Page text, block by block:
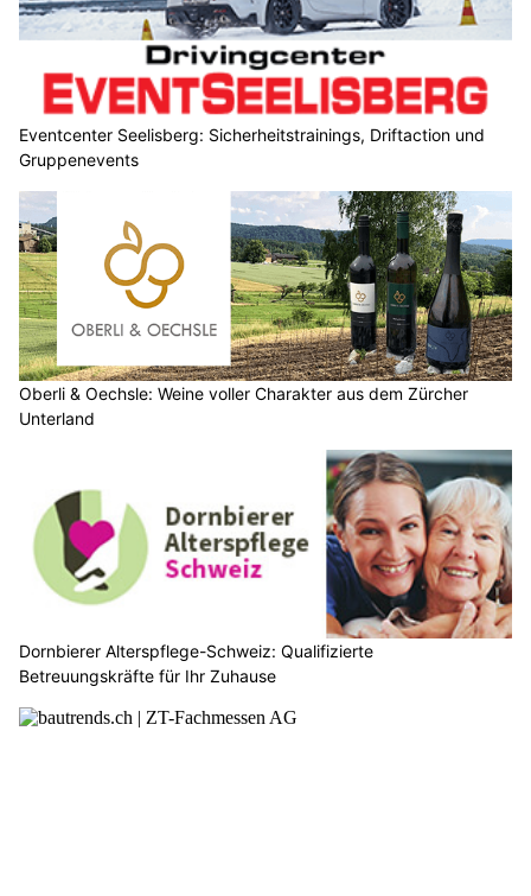
Eventcenter Seelisberg: Sicherheitstrainings, Driftaction und
Gruppenevents
Oberli & Oechsle: Weine voller Charakter aus dem Zürcher
Unterland
Dornbierer Alterspflege-Schweiz: Qualifizierte
Betreuungskräfte für Ihr Zuhause